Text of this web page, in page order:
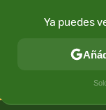
CONECTIVIDAD
Ya puedes